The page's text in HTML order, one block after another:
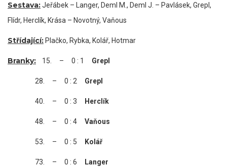
Sestava:Jeřábek – Langer, Deml M., Deml J. – Pavlásek, Grepl,
Flídr, Herclík, Krása – Novotný, Vaňous
Střídající: Plačko, Rybka, Kolář, Hotmar
Branky: 15. – 0 : 1 Grepl
28. – 0 : 2 Grepl
40. – 0 : 3 Herclík
48. – 0 : 4 Vaňous
53. – 0 : 5 Kolář
73. – 0 : 6 Langer